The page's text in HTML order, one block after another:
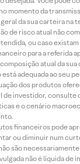
momento da
da sua carteira na
de risco atual não
ou caso
para a referida
atual da
adequada ao seu
dos produtos
investidor, consulte
e o cenário
financeiros pode
ou diminuir num
são
não é líquida de